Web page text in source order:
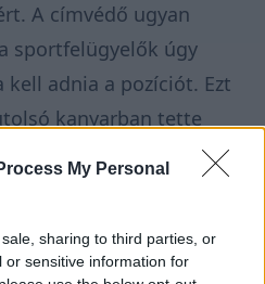
My Personal
sharing to third parties, or
or sensitive information for
A címvédő ugyan
sportfelügyelők úgy
adnia a pozíciót. Ezt
kanyarban tette
visszaszerezni az első
a másodikkal.
némi káromkodás is